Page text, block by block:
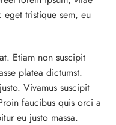
tristique sem, eu
Etiam non suscipit
platea dictumst.
Vivamus suscipit
faucibus quis orci a
eu justo massa.